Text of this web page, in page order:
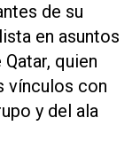
de su
en asuntos
quien
vínculos con
y del ala